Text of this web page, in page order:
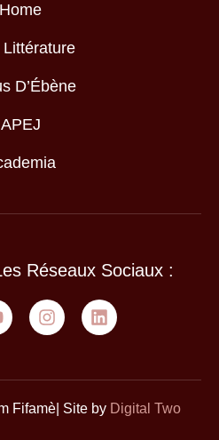
Home
Littérature
D’Ébène
APEJ
Réseaux Sociaux :
Fifamè| Site by Digital Two